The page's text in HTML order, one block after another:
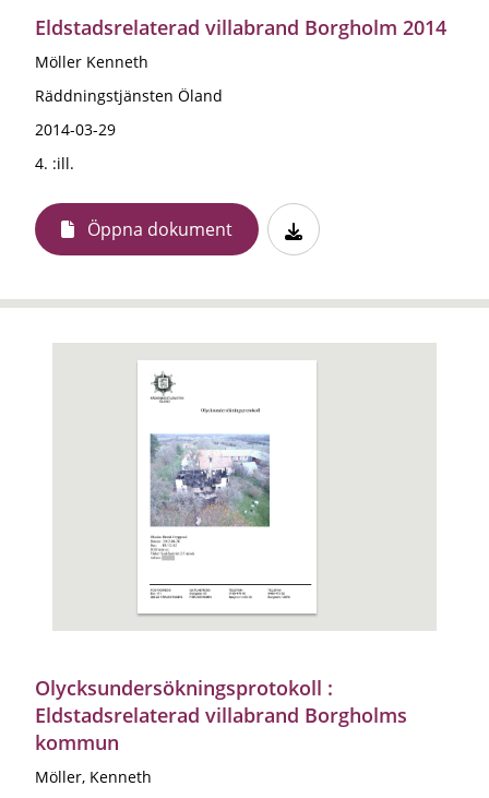
Eldstadsrelaterad villabrand Borgholm 2014
Möller Kenneth
Räddningstjänsten Öland
2014-03-29
4. :ill.
Öppna dokument
Olycksundersökningsprotokoll :
Eldstadsrelaterad villabrand Borgholms
kommun
Möller, Kenneth